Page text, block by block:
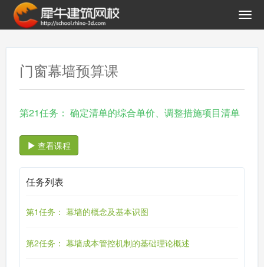
门窗幕墙预算课
第21任务： 确定清单的综合单价、调整措施项目清单
查看课程
任务列表
第1任务： 幕墙的概念及基本识图
第2任务： 幕墙成本管控机制的基础理论概述